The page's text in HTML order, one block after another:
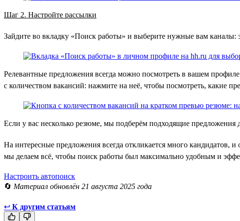
Шаг 2. Настройте рассылки
Зайдите во вкладку «Поиск работы» и выберите нужные вам каналы:
Релевантные предложения всегда можно посмотреть в вашем
с количеством вакансий: нажмите на неё, чтобы посмотреть, какие
Если у вас несколько резюме, мы подберём подходящие предложения
На интересные предложения всегда откликается много
мы делаем всё, чтобы поиск работы был максимально удобным и
Настроить автопоиск
🔄 Материал обновлён 21 августа 2025 года
↩ К другим статьям